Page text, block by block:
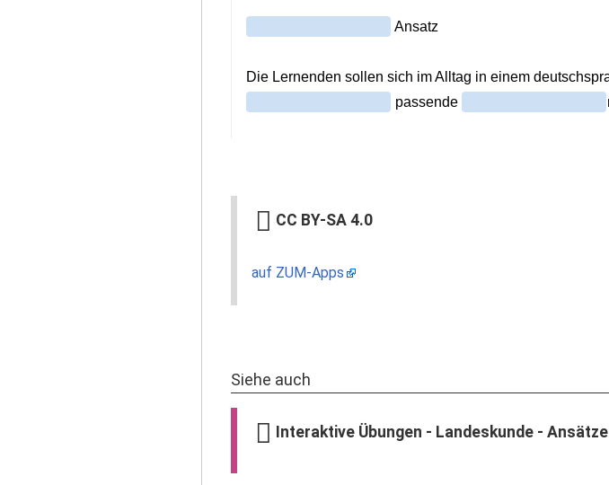
CC BY-SA 4.0
auf ZUM-Apps
Siehe auch
Interaktive Übungen - Landeskunde - Ansätze